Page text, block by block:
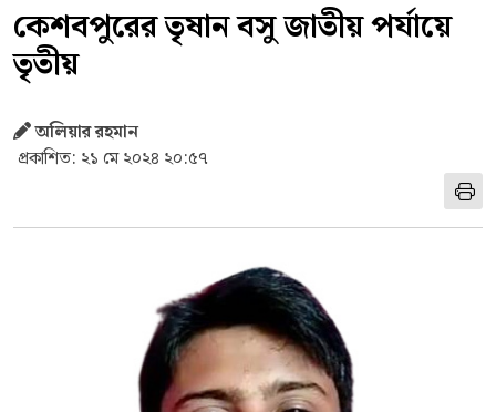
কেশবপুরের তৃষান বসু জাতীয় পর্যায়ে
তৃতীয়
অলিয়ার রহমান
প্রকাশিত: ২১ মে ২০২৪ ২০:৫৭